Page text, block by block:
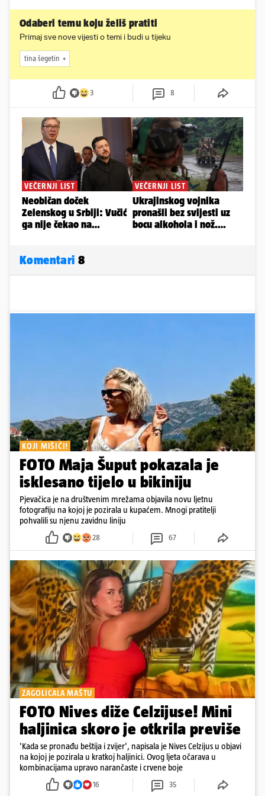
Odaberi temu koju želiš pratiti
Primaj sve nove vijesti o temi i budi u tijeku
tina šegetin
3 8
Komentari 8
KOJI MIŠIĆI!
FOTO Maja Šuput pokazala je
isklesano tijelo u bikiniju
Pjevačica je na društvenim mrežama objavila novu ljetnu
fotografiju na kojoj je pozirala u kupaćem. Mnogi pratitelji
pohvalili su njenu zavidnu liniju
28 67
ZAGOLICALA MAŠTU
FOTO Nives diže Celzijuse! Mini
haljinica skoro je otkrila previše
'Kada se pronađu beštija i zvijer', napisala je Nives Celzijus u objavi
na kojoj je pozirala u kratkoj haljinici. Ovog ljeta očarava u
kombinacijama upravo narančaste i crvene boje
16 35